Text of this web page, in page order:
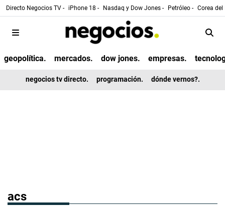
Directo Negocios TV - iPhone 18 - Nasdaq y Dow Jones - Petróleo - Corea
geopolítica. mercados. dow jones. empresas.
negocios tv directo. programación. dónde vernos?.
acs